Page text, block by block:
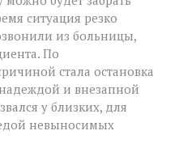
ситуация резко
из больницы,
По
стала остановка
и внезапной
у близких, для
невыносимых